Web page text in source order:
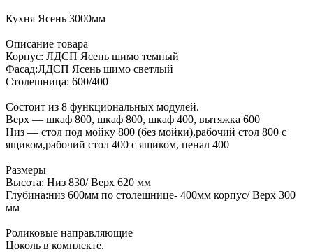
Кухня Ясень 3000мм
Описание товара
Корпус: ЛДСП Ясень шимо темный
Фасад:ЛДСП Ясень шимо светлый
Столешница: 600/400
Состоит из 8 функциональных модулей.
Верх — шкаф 800, шкаф 800, шкаф 400, вытяжка 600
Низ — стол под мойку 800 (без мойки),рабочий стол 800 с
ящиком,рабочий стол 400 с ящиком, пенал 400
Размеры
Высота: Низ 830/ Верх 620 мм
Глубина:низ 600мм по столешнице- 400мм корпус/ Верх 300
мм
Роликовые направляющие
Цоколь в комплекте.